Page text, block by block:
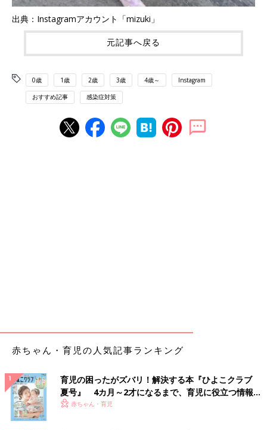
出典：Instagramアカウント「mizuki」
元記事へ戻る
0歳 1歳 2歳 3歳 4歳～ Instagram
おすすめ記事 感染症対策
赤ちゃん・育児の人気記事ランキング
育児の困ったがズバリ！解決する本『ひよこクラブ
夏号』 4カ月～2才になるまで、育児に役立つ情報が
いっぱい！
赤ちゃん・育児